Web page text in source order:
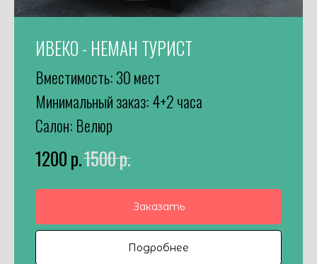
ИВЕКО - НЕМАН ТУРИСТ
Вместимость: 30 мест
Минимальный заказ: 4+2 часа
Салон: Велюр
1200р.1500р.
Заказать
Подробнее